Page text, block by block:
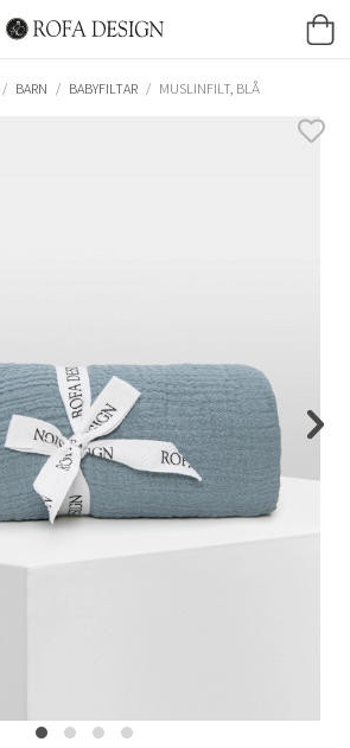
/ BARN / BABYFILTAR / MUSLINFILT, BLÅ